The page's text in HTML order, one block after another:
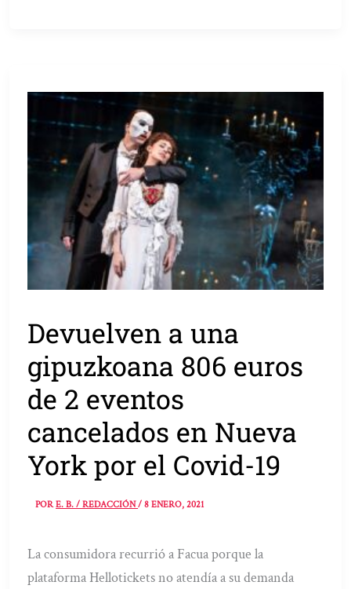
Devuelven a una
gipuzkoana 806 euros
de 2 eventos
cancelados en Nueva
York por el Covid-19
PORE. B. / REDACCIÓN/8 ENERO, 2021
La consumidora recurrió a Facua porque la
plataforma Hellotickets no atendía a su demanda